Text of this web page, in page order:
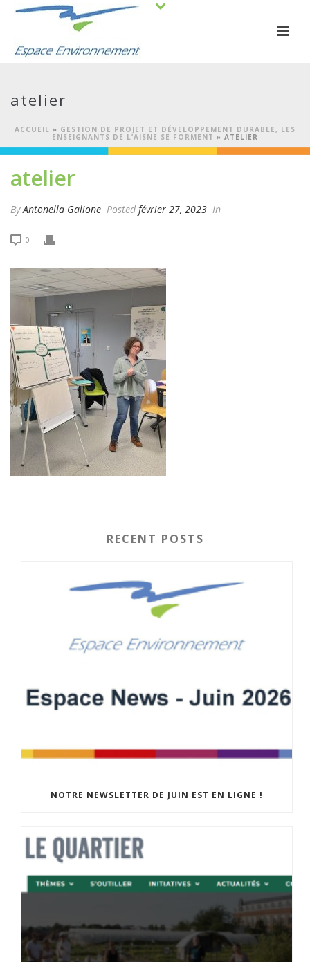
atelier
ACCUEIL » GESTION DE PROJET ET DÉVELOPPEMENT DURABLE, LES
ENSEIGNANTS DE L’AISNE SE FORMENT » ATELIER
atelier
ByAntonella Galione Posted février 27, 2023 In
0
RECENT POSTS
NOTRE NEWSLETTER DE JUIN EST EN LIGNE !